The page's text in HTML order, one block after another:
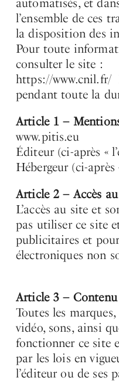
automatisés, et
l’ensemble de ces
la disposition des
Pour toute
consulter le site :
https://www.cnil.fr/
pendant toute la
Article 1 –
www.pitis.eu
Éditeur (ci-après «
Hébergeur (ci-après
Article 2 – Accès
L’accès au site et
pas utiliser ce site
publicitaires et
électroniques non
Article 3 –
Toutes les
vidéo, sons, ainsi
fonctionner ce site
par les lois en
l’éditeur ou de ses